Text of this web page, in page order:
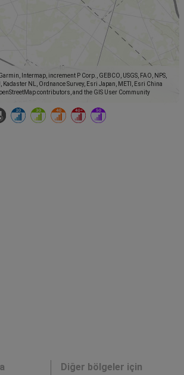
Intermap, increment P Corp., GEBCO, USGS, FAO, NPS,
Kadaster NL, Ordnance Survey, Esri Japan, METI, Esri China
contributors, and the GIS User Community
Diğer bölgeler için